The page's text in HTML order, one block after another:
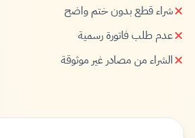
شراء قطع بدون ختم واضح
عدم طلب فاتورة رسمية
الشراء من مصادر غير موثوقة